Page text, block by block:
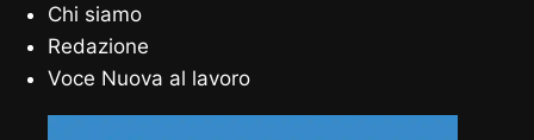
Chi siamo
Redazione
Voce Nuova al lavoro